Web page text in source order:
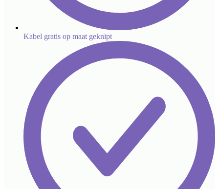
Kabel gratis op maat geknipt